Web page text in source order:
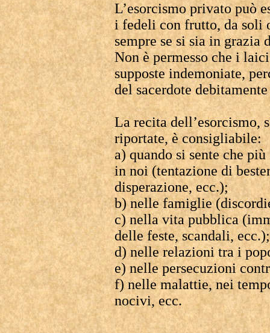
L’esorcismo privato può
i fedeli con frutto, da soli
sempre se si sia in grazia
Non è permesso che i
supposte indemoniate,
del sacerdote
La recita dell’esorcismo,
riportate, è consigliabile:
a) quando si sente che
in noi (tentazione di
disperazione, ecc.);
b) nelle famiglie
c) nella vita pubblica
delle feste, scandali, ecc.);
d) nelle relazioni tra i
e) nelle persecuzioni
f) nelle malattie, nei
nocivi, ecc.